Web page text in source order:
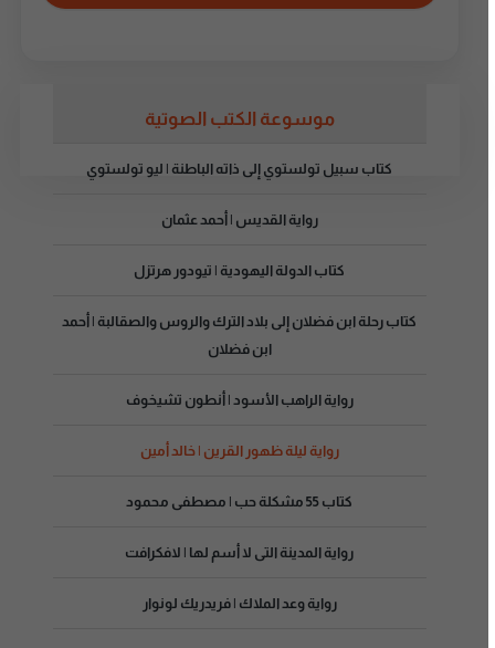
موسوعة الكتب الصوتية
كتاب سبيل تولستوي إلى ذاته الباطنة | ليو تولستوي
رواية القديس | أحمد عثمان
كتاب الدولة اليهودية | تيودور هرتزل
كتاب رحلة ابن فضلان إلى بلاد الترك والروس والصقالبة | أحمد
ابن فضلان
رواية الراهب الأسود | أنطون تشيخوف
رواية ليلة ظهور القرين | خالد أمين
كتاب 55 مشكلة حب | مصطفى محمود
رواية المدينة التى لا أسم لها | لافكرافت
رواية وعد الملاك | فريدريك لونوار